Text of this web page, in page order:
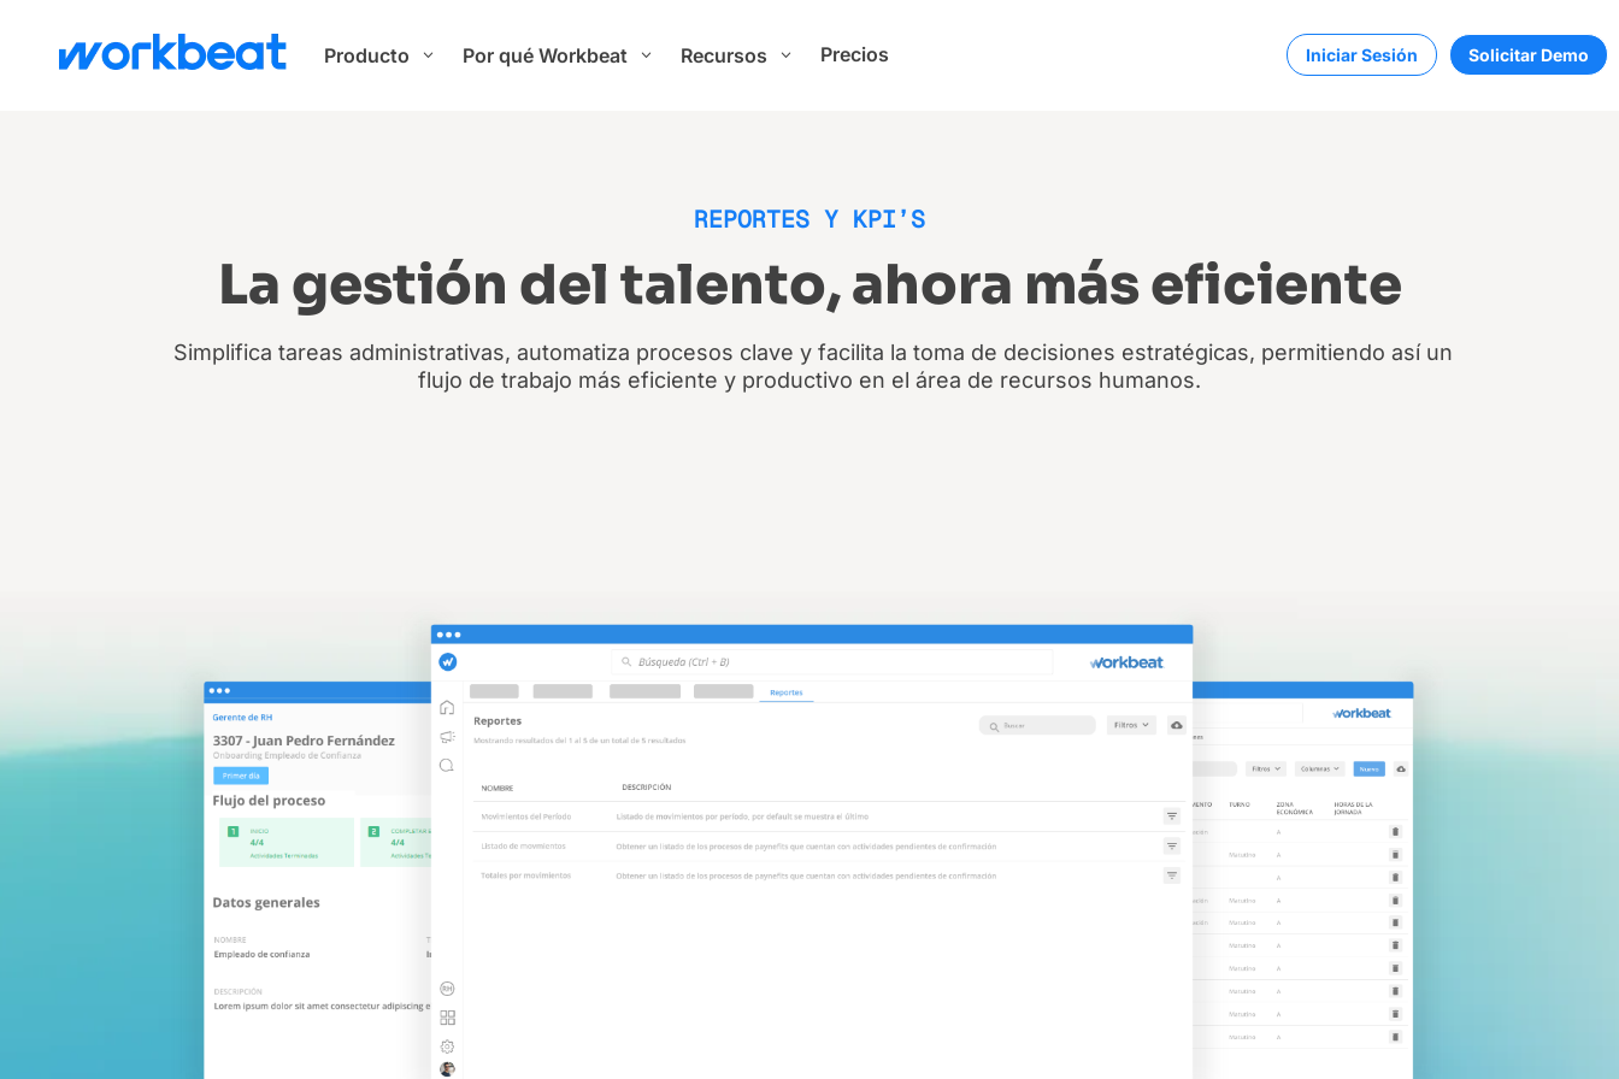
Producto 3 Por qué Workbeat 3 Recursos 3 Precios Iniciar Sesión Solicitar Demo
REPORTES Y KPI’S
La gestión del talento, ahora más eficiente
Simplifica tareas administrativas, automatiza procesos clave y facilita la toma de decisiones estratégicas, permitiendo así un
flujo de trabajo más eficiente y productivo en el área de recursos humanos.